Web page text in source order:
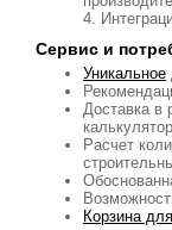
Сервис и
Уникальное
Доставка в
Расчет
Корзина